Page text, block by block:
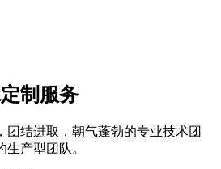
制服务
团结进取，朝气蓬勃的专业技术团
产型团队。